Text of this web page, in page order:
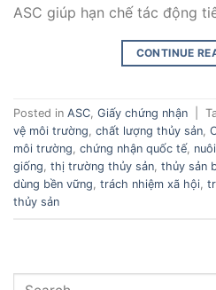
ASC giúp hạn chế tác động
CONTINUE
Posted in ASC, Giấy chứng nhận
vệ môi trường, chất lượng thủy sản,
môi trường, chứng nhận quốc tế,
giống, thị trường thủy sản, thủy sản
dùng bền vững, trách nhiệm xã hội,
thủy sản